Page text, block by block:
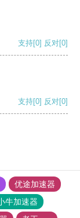
支持[0] 反对[0]
支持[0] 反对[0]
优途加速器
牛加速器